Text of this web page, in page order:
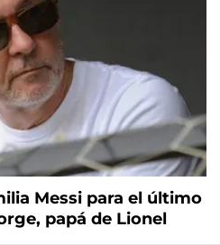
Messi para el último
papá de Lionel